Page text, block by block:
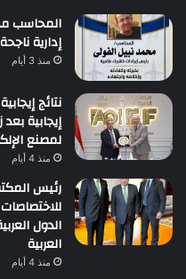
المحاسب
إدارية
منذ 3 أيام
نتائج
إيجابية
لمصنع
منذ 4 أيام
رئيس
الدول
العربية
منذ 4 أيام